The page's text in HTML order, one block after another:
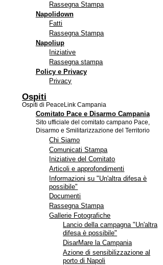
Rassegna Stampa
Napolidown
Fatti
Rassegna Stampa
Napoliup
Iniziative
Rassegna stampa
Policy e Privacy
Privacy
Ospiti
Ospiti di PeaceLink Campania
Comitato Pace e Disarmo Campania
Sito ufficiale del comitato campano Pace,
Disarmo e Smilitarizzazione del Territorio
Chi Siamo
Comunicati Stampa
Iniziative del Comitato
Articoli e approfondimenti
Informazioni su "Un'altra difesa è
possibile"
Documenti
Rassegna Stampa
Gallerie Fotografiche
Lancio della campagna "Un'altra
difesa è possibile"
DisarMare la Campania
Azione di sensibilizzazione al
porto di Napoli